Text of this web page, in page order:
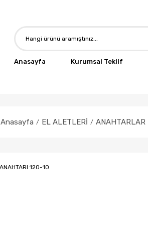
Anasayfa Kurumsal Teklif
Anasayfa EL ALETLERİ ANAHTARLAR